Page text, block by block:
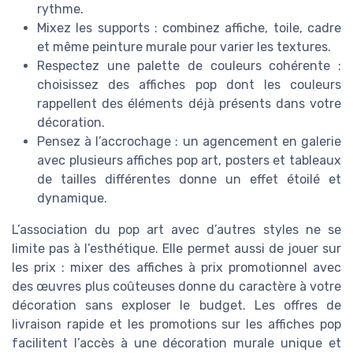
rythme.
Mixez les supports : combinez affiche, toile, cadre
et même peinture murale pour varier les textures.
Respectez une palette de couleurs cohérente :
choisissez des affiches pop dont les couleurs
rappellent des éléments déjà présents dans votre
décoration.
Pensez à l’accrochage : un agencement en galerie
avec plusieurs affiches pop art, posters et tableaux
de tailles différentes donne un effet étoilé et
dynamique.
L’association du pop art avec d’autres styles ne se
limite pas à l’esthétique. Elle permet aussi de jouer sur
les prix : mixer des affiches à prix promotionnel avec
des œuvres plus coûteuses donne du caractère à votre
décoration sans exploser le budget. Les offres de
livraison rapide et les promotions sur les affiches pop
facilitent l’accès à une décoration murale unique et